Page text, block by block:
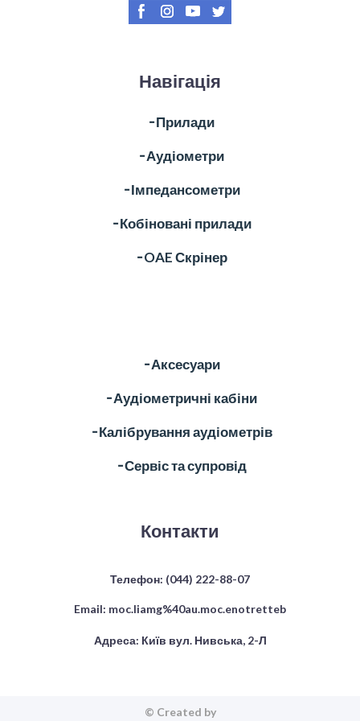
Навігація
╶ Прилади
╶ Аудіометри
╶ Імпедансометри
╶ Кобіновані прилади
╶ OAE Скрінер
╶ Аксесуари
╶ Аудіометричні кабіни
╶ Калібрування аудіометрів
╶ Сервіс та супровід
Контакти
Телефон: (044) 222-88-07
Email: moc.liamg%40au.moc.enotretteb
Адреса: Київ вул. Нивська, 2-Л
© Created by